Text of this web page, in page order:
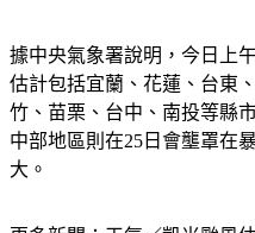
據中央氣象署說明，今日上
估計包括宜蘭、花蓮、台東
竹、苗栗、台中、南投等縣
中部地區則在25日會壟罩在
大。